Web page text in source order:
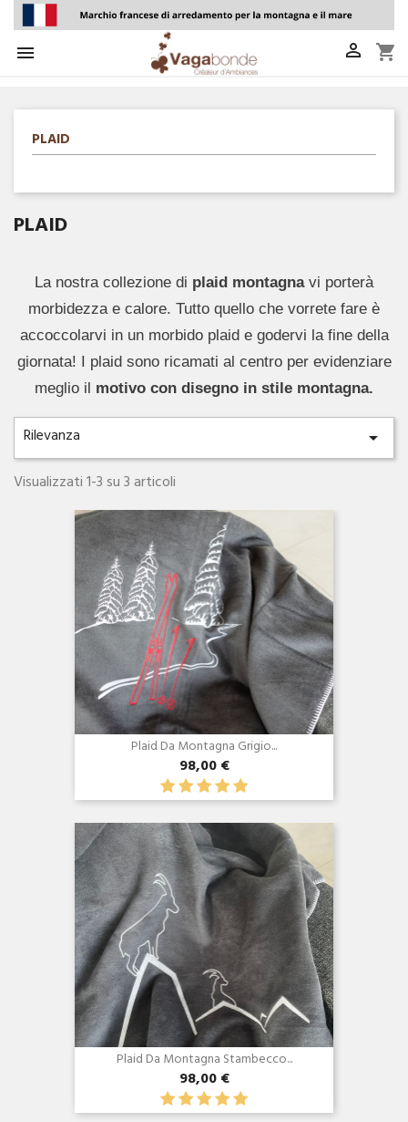
  shopping_cart
PLAID
PLAID
La nostra collezione di plaid montagna vi porterà
morbidezza e calore. Tutto quello che vorrete fare è
accoccolarvi in un morbido plaid e godervi la fine della
giornata! I plaid sono ricamati al centro per evidenziare
meglio il motivo con disegno in stile montagna.
Rilevanza 
Visualizzati 1-3 su 3 articoli

Plaid Da Montagna Grigio...
98,00 €
Anteprima
Plaid Da Montagna Stambecco...
98,00 €
Anteprima